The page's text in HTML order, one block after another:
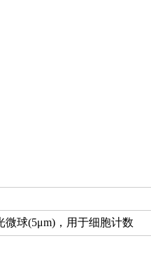
微球(5μm)，用于细胞计数